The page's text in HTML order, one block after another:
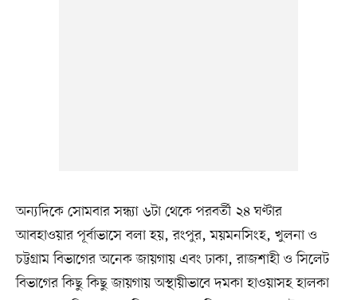
অন্যদিকে সোমবার সন্ধ্যা ৬টা থেকে পরবর্তী ২৪ ঘণ্টার
আবহাওয়ার পূর্বাভাসে বলা হয়, রংপুর, ময়মনসিংহ, খুলনা ও
চট্টগ্রাম বিভাগের অনেক জায়গায় এবং ঢাকা, রাজশাহী ও সিলেট
বিভাগের কিছু কিছু জায়গায় অস্থায়ীভাবে দমকা হাওয়াসহ হালকা